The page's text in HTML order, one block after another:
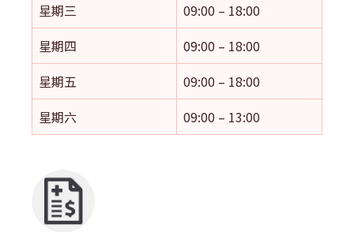
星期三
09:00 – 18:00
星期四
09:00 – 18:00
星期五
09:00 – 18:00
星期六
09:00 – 13:00